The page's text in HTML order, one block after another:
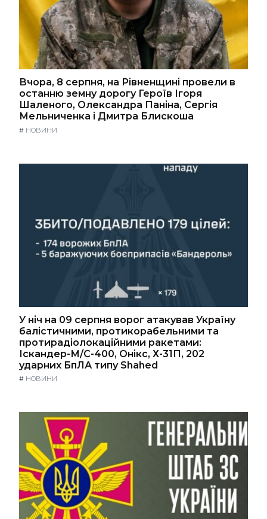
Вчора, 8 серпня, на Рівненщині провели в
останню земну дорогу Героїв Ігоря
Шаленого, Олександра Паніна, Сергія
Мельниченка і Дмитра Блискоша
# НОВИНИ
У ніч на 09 серпня ворог атакував Україну
балістичними, протикорабельними та
протирадіолокаційними ракетами:
Іскандер-М/С-400, Онікс, Х-31П, 202
ударних БпЛА типу Shahed
# НОВИНИ